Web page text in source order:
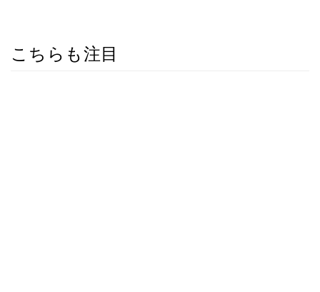
こちらも注目